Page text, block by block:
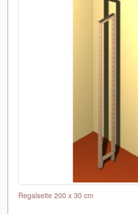
Regalseite 200 x 30 cm